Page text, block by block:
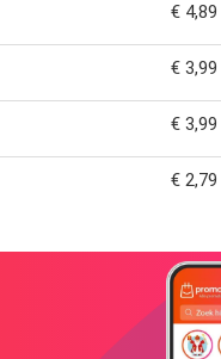
€ 4,89
€ 3,99
€ 3,99
€ 2,79